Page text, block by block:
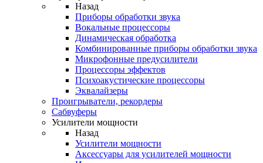
Назад
Приборы обработки звука
Вокальные процессоры
Динамическая обработка
Комбинированные приборы обработки звука
Микрофонные предусилители
Процессоры эффектов
Психоакустические процессоры
Эквалайзеры
Проигрыватели, рекордеры
Сабвуферы
Усилители мощности
Назад
Усилители мощности
Аксессуары для усилителей мощности